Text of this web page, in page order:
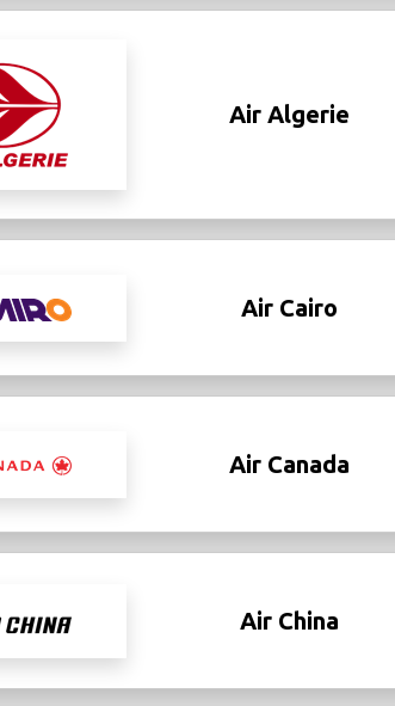
Air Algerie
Air Cairo
Air Canada
Air China